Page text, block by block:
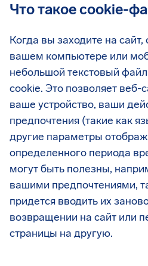
Что такое cookie-
Когда вы заходите на сайт,
вашем компьютере или
небольшой текстовый
cookie. Это позволяет веб-
ваше устройство, ваши
предпочтения (такие как
другие параметры
определенного периода
могут быть полезны,
вашими предпочтениями,
придется вводить их
возвращении на сайт или
страницы на другую.